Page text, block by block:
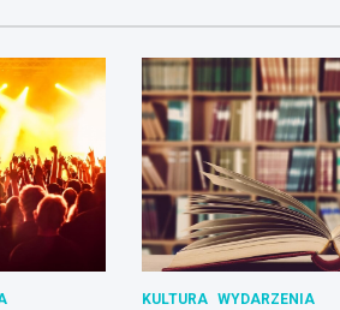
KULTURA WYDARZENIA